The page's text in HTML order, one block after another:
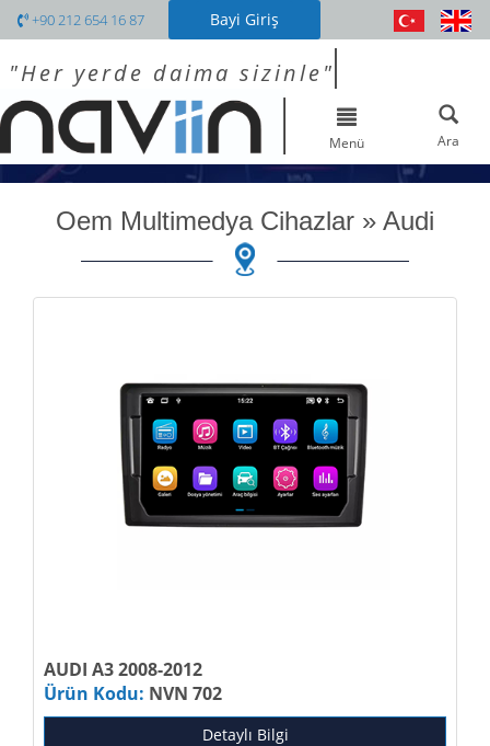
+90 212 654 16 87 Bayi Giriş
"Her yerde daima sizinle"
Toggle
navigation
Menü Ara
Oem Multimedya Cihazlar » Audi
AUDI A3 2008-2012
Ürün Kodu: NVN 702
Detaylı Bilgi